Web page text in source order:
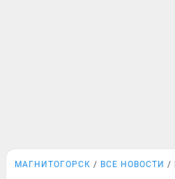
МАГНИТОГОРСК ВСЕ НОВОСТИ